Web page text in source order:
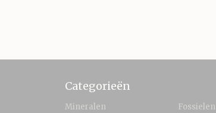
Categorieën
Mineralen Fossielen